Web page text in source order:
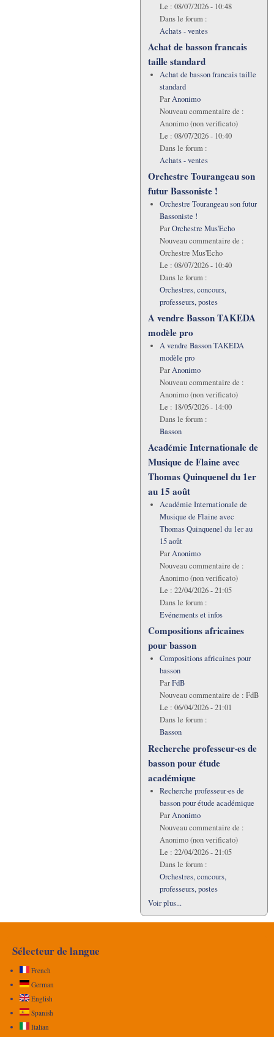
Le : 08/07/2026 - 10:48
Dans le forum :
Achats - ventes
Achat de basson francais
taille standard
Achat de basson francais taille
standard
ParAnonimo
Nouveau commentaire de :
Anonimo (non verificato)
Le : 08/07/2026 - 10:40
Dans le forum :
Achats - ventes
Orchestre Tourangeau son
futur Bassoniste !
Orchestre Tourangeau son futur
Bassoniste !
ParOrchestre Mus'Echo
Nouveau commentaire de :
Orchestre Mus'Echo
Le : 08/07/2026 - 10:40
Dans le forum :
Orchestres, concours,
professeurs, postes
A vendre Basson TAKEDA
modèle pro
A vendre Basson TAKEDA
modèle pro
ParAnonimo
Nouveau commentaire de :
Anonimo (non verificato)
Le : 18/05/2026 - 14:00
Dans le forum :
Basson
Académie Internationale de
Musique de Flaine avec
Thomas Quinquenel du 1er
au 15 août
Académie Internationale de
Musique de Flaine avec
Thomas Quinquenel du 1er au
15 août
ParAnonimo
Nouveau commentaire de :
Anonimo (non verificato)
Le : 22/04/2026 - 21:05
Dans le forum :
Evénements et infos
Compositions africaines
pour basson
Compositions africaines pour
basson
ParFdB
Nouveau commentaire de : FdB
Le : 06/04/2026 - 21:01
Dans le forum :
Basson
Recherche professeur·es de
basson pour étude
académique
Recherche professeur·es de
basson pour étude académique
ParAnonimo
Nouveau commentaire de :
Anonimo (non verificato)
Le : 22/04/2026 - 21:05
Dans le forum :
Orchestres, concours,
professeurs, postes
Voir plus...
Sélecteur de langue
French
German
English
Spanish
Italian